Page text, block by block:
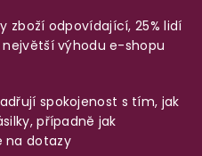
zboží odpovídající, 25% lidí
výhodu e-shopu
spokojenost s tím, jak
případně jak
na dotazy